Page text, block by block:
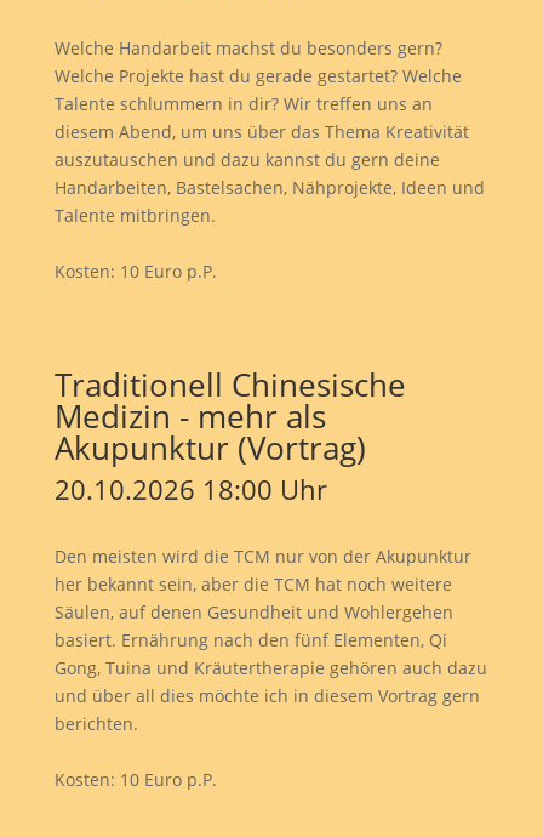
Welche Handarbeit machst du besonders gern?
Welche Projekte hast du gerade gestartet? Welche
Talente schlummern in dir? Wir treffen uns an
diesem Abend, um uns über das Thema Kreativität
auszutauschen und dazu kannst du gern deine
Handarbeiten, Bastelsachen, Nähprojekte, Ideen und
Talente mitbringen.
Kosten: 10 Euro p.P.
Traditionell Chinesische
Medizin - mehr als
Akupunktur (Vortrag)
20.10.2026 18:00 Uhr
Den meisten wird die TCM nur von der Akupunktur
her bekannt sein, aber die TCM hat noch weitere
Säulen, auf denen Gesundheit und Wohlergehen
basiert. Ernährung nach den fünf Elementen, Qi
Gong, Tuina und Kräutertherapie gehören auch dazu
und über all dies möchte ich in diesem Vortrag gern
berichten.
Kosten: 10 Euro p.P.